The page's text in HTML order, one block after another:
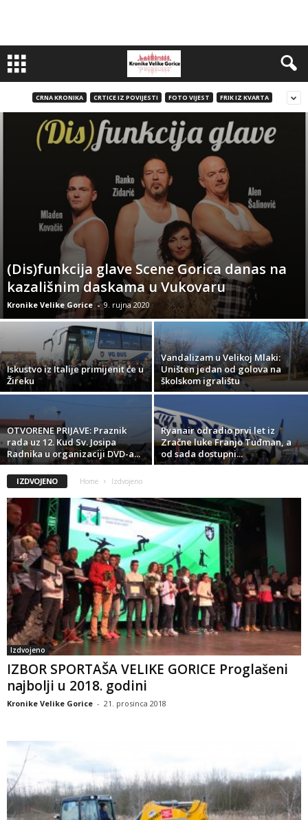
CRNA KRONIKA CRTICE IZ POVIJESTI FOTO VIJEST FRIK IZ KVARTA
(Dis)funkcija glave Scene Gorica danas na
kazališnim daskama u Vukovaru
Kronike Velike Gorice - 9. rujna 2020
Iskustvo iz Italije primijenit će u
Žireku
Vandalizam u Velikoj Mlaki:
Uništen jedan od golova na
školskom igralištu
OTVORENE PRIJAVE: Praznik
rada uz 12. Kud Sv. Josipa
Radnika u organizaciji DVD-a...
Ryanair odradio prvi let iz
Zračne luke Franjo Tuđman, a
od sada dostupni...
IZDVOJENO Home Izdvojeno
Izdvojeno
IZBOR SPORTAŠA VELIKE GORICE Proglašeni
najbolji u 2018. godini
Kronike Velike Gorice - 21. prosinca 2018